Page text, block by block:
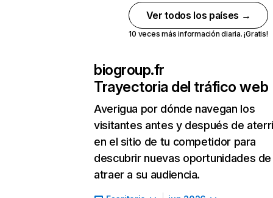
Ver todos los países →
10 veces más información diaria. ¡Gratis!
biogroup.fr
Trayectoria del tráfico web
Averigua por dónde navegan los
visitantes antes y después de
en el sitio de tu competidor para
descubrir nuevas oportunidades de
atraer a su audiencia.